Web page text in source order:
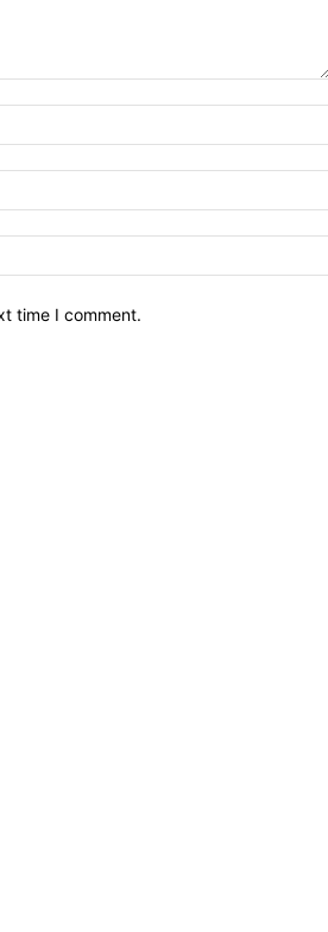
time I comment.